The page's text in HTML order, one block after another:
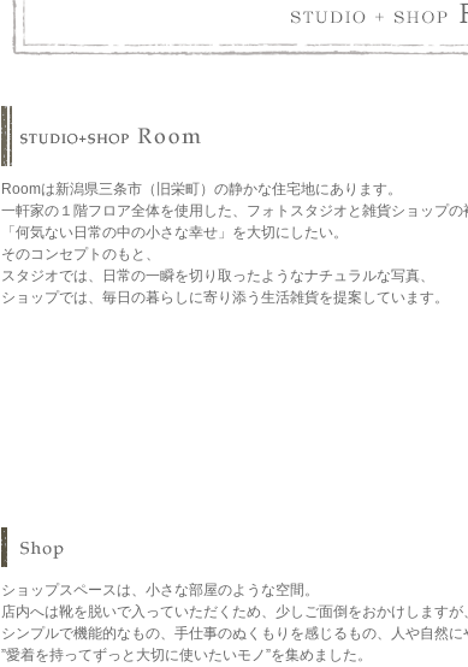
STUDIO
+
SHOP
Room
に
つ
て
Roomは新潟県三条市（旧栄町）の静かな住宅地にあります。
一軒家の１階フロア全体を使用した、フォトスタジオと雑貨ショップの
「何気ない日常の中の小さな幸せ」を大切にしたい。
そのコンセプトのもと、
スタジオでは、日常の一瞬を切り取ったようなナチュラルな写真、
ショップでは、毎日の暮らしに寄り添う生活雑貨を提案しています。
shop
に
つ
て
ショップスペースは、小さな部屋のような空間。
店内へは靴を脱いで入っていただくため、少しご面倒をおかけします
シンプルで機能的なもの、手仕事のぬくもりを感じるもの、人や自然に
”愛着を持ってずっと大切に使いたいモノ”を集めました。